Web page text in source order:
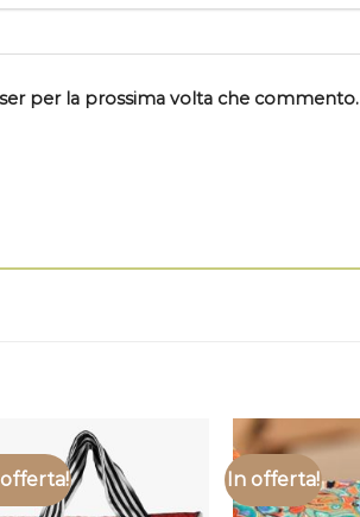
per la prossima volta che commento.
In offerta!